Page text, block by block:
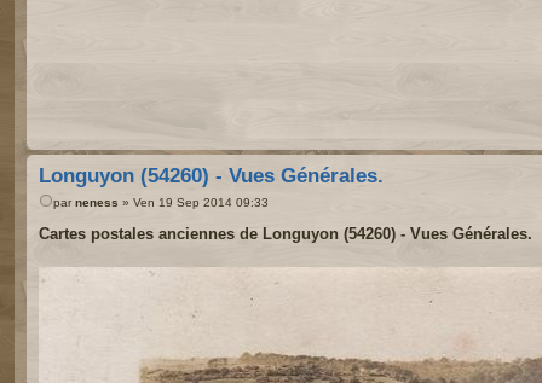
Longuyon (54260) - Vues Générales.
par neness » Ven 19 Sep 2014 09:33
Cartes postales anciennes de Longuyon (54260) - Vues Générales.